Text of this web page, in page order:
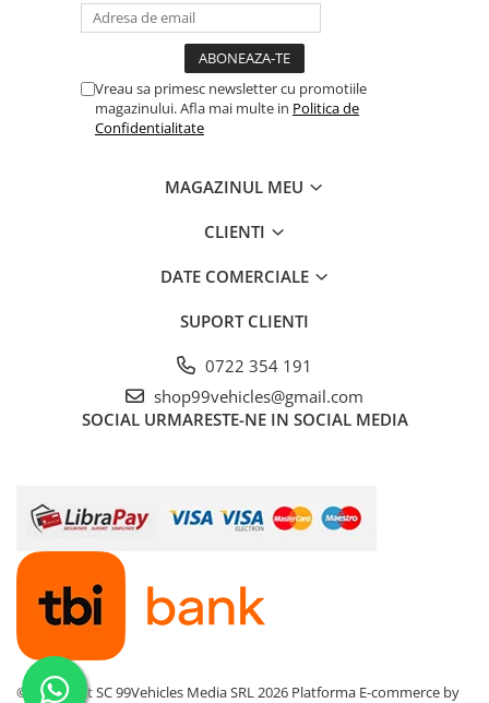
Vreau sa primesc newsletter cu promotiile
magazinului. Afla mai multe in Politica de
Confidentialitate
MAGAZINUL MEU
CLIENTI
DATE COMERCIALE
SUPORT CLIENTI
0722 354 191
shop99vehicles@gmail.com
SOCIAL URMARESTE-NE IN SOCIAL MEDIA
©Copyright SC 99Vehicles Media SRL 2026 Platforma E-commerce by